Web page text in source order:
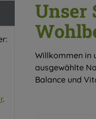
.
Unser
Willkommen in
ausgewählte
Balance und